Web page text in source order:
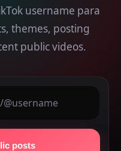
username para
themes, posting
public videos.
posts